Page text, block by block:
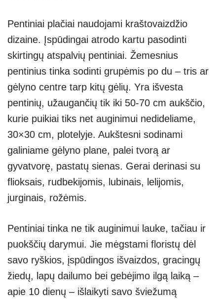
Pentiniai plačiai naudojami kraštovaizdžio
dizaine. Įspūdingai atrodo kartu pasodinti
skirtingų atspalvių pentiniai. Žemesnius
pentinius tinka sodinti grupėmis po du – tris ar
gėlyno centre tarp kitų gėlių. Yra išvesta
pentinių, užaugančių tik iki 50-70 cm aukščio,
kurie puikiai tiks net auginimui nedideliame,
30×30 cm, plotelyje. Aukštesni sodinami
galiniame gėlyno plane, palei tvorą ar
gyvatvorę, pastatų sienas. Gerai derinasi su
flioksais, rudbekijomis, lubinais, lelijomis,
jurginais, rožėmis.
Pentiniai tinka ne tik auginimui lauke, tačiau ir
puokščių darymui. Jie mėgstami floristų dėl
savo ryškios, įspūdingos išvaizdos, gracingų
žiedų, lapų dailumo bei gebėjimo ilgą laiką –
apie 10 dienų – išlaikyti savo šviežumą